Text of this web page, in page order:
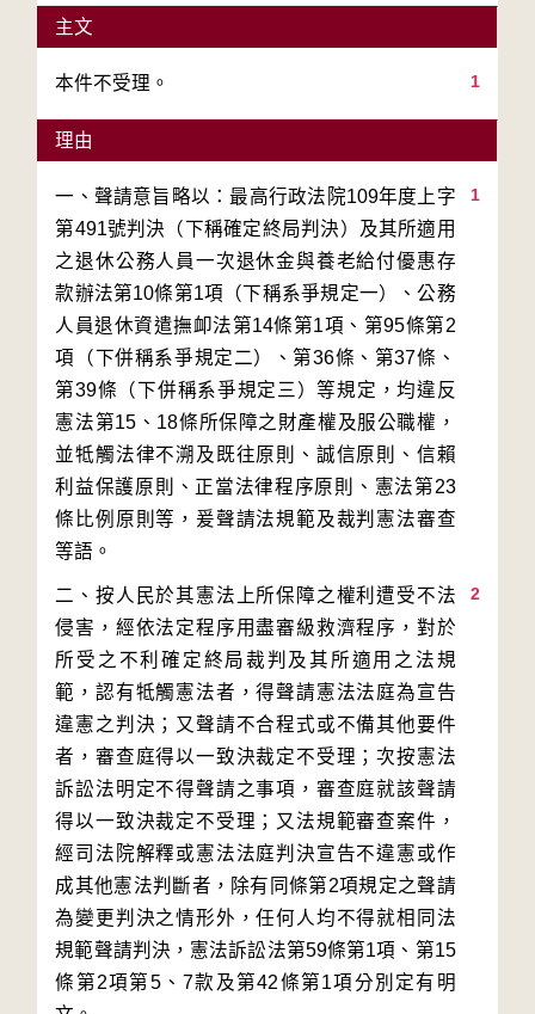
主文
1
本件不受理。
理由
1
一、聲請意旨略以：最高行政法院109年度上字
第491號判決（下稱確定終局判決）及其所適用
之退休公務人員一次退休金與養老給付優惠存
款辦法第10條第1項（下稱系爭規定一）、公務
人員退休資遣撫卹法第14條第1項、第95條第2
項（下併稱系爭規定二）、第36條、第37條、
第39條（下併稱系爭規定三）等規定，均違反
憲法第15、18條所保障之財產權及服公職權，
並牴觸法律不溯及既往原則、誠信原則、信賴
利益保護原則、正當法律程序原則、憲法第23
條比例原則等，爰聲請法規範及裁判憲法審查
2
二、按人民於其憲法上所保障之權利遭受不法
侵害，經依法定程序用盡審級救濟程序，對於
所受之不利確定終局裁判及其所適用之法規
範，認有牴觸憲法者，得聲請憲法法庭為宣告
違憲之判決；又聲請不合程式或不備其他要件
者，審查庭得以一致決裁定不受理；次按憲法
訴訟法明定不得聲請之事項，審查庭就該聲請
得以一致決裁定不受理；又法規範審查案件，
經司法院解釋或憲法法庭判決宣告不違憲或作
成其他憲法判斷者，除有同條第2項規定之聲請
為變更判決之情形外，任何人均不得就相同法
規範聲請判決，憲法訴訟法第59條第1項、第15
條第2項第5、7款及第42條第1項分別定有明